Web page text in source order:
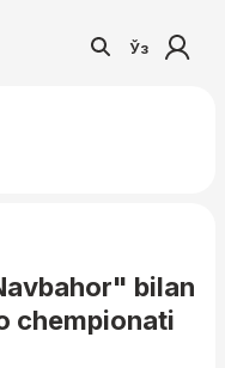
Ўз
bilan
chempionati